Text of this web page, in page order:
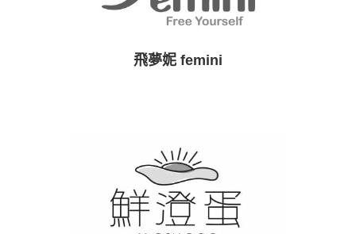
飛夢妮 femini